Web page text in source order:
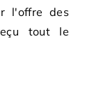
l'offre des
tout le